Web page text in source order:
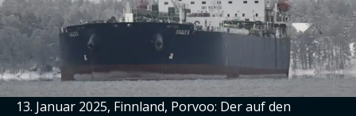
13. Januar 2025, Finnland, Porvoo: Der auf den